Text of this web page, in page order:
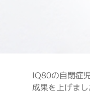
IQ80の自閉症
成果を上げま